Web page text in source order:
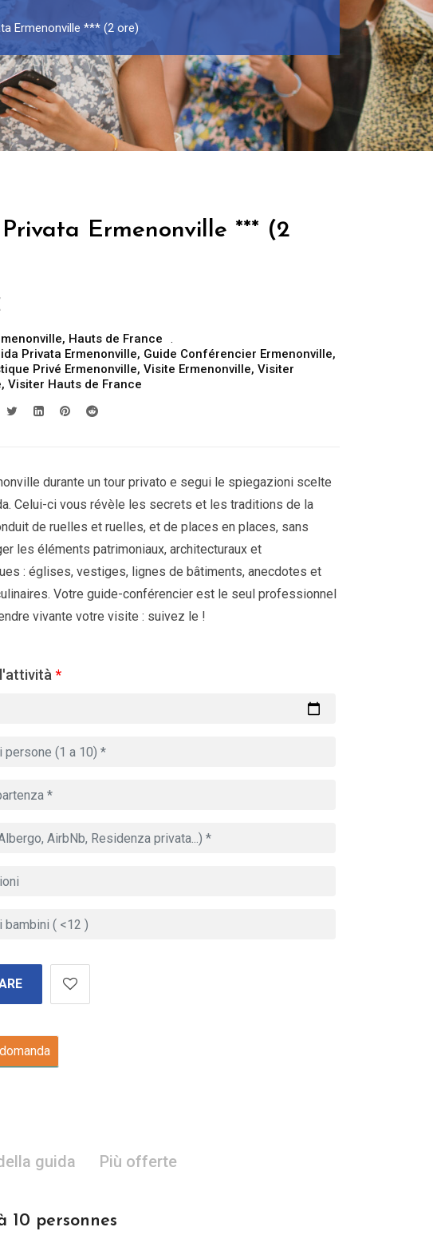
Ermenonville *** (2 ore)
Ermenonville *** (2
, Hauts de France
Privata Ermenonville, Guide Conférencier Ermenonville,
Privé Ermenonville, Visite Ermenonville, Visiter
, Visiter Hauts de France
durante un tour privato e segui le spiegazioni scelte
Celui-ci vous révèle les secrets et les traditions de la
de ruelles et ruelles, et de places en places, sans
les éléments patrimoniaux, architecturaux et
: églises, vestiges, lignes de bâtiments, anecdotes et
Votre guide-conférencier est le seul professionnel
vivante votre visite : suivez le !
*
guida Più offerte
10 personnes